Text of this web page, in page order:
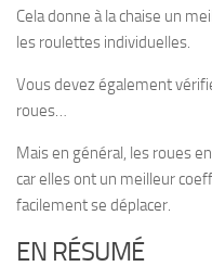
Cela donne à la chaise un
les roulettes individuelles.
Vous devez également
roues…
Mais en général, les roues
car elles ont un meilleur
facilement se déplacer.
EN RÉSUMÉ